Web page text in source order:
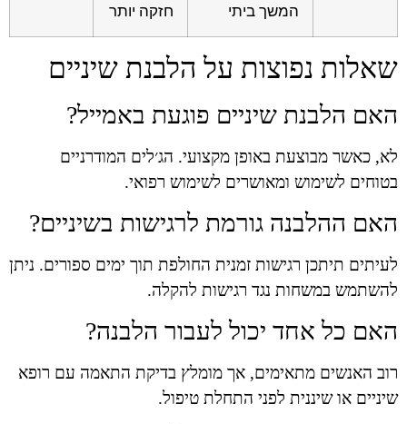
המשך ביתי
חזקה יותר
שאלות נפוצות על הלבנת שיניים
האם הלבנת שיניים פוגעת באמייל?
לא, כאשר מבוצעת באופן מקצועי. הג׳לים המודרניים
בטוחים לשימוש ומאושרים לשימוש רפואי.
האם ההלבנה גורמת לרגישות בשיניים?
לעיתים תיתכן רגישות זמנית החולפת תוך ימים ספורים. ניתן
להשתמש במשחות נגד רגישות להקלה.
האם כל אחד יכול לעבור הלבנה?
רוב האנשים מתאימים, אך מומלץ בדיקת התאמה עם רופא
שיניים או שיננית לפני התחלת טיפול.